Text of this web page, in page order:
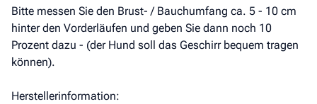
Bitte messen Sie den Brust- / Bauchumfang ca. 5 - 10 cm
hinter den Vorderläufen und geben Sie dann noch 10
Prozent dazu - (der Hund soll das Geschirr bequem tragen
können).
Herstellerinformation: